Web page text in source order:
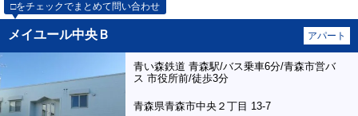
□をチェックでまとめて問い合わせ
メイユール中央Ｂ アパート
青い森鉄道 青森駅/バス乗車6分/青森市営バ
ス 市役所前/徒歩3分
青森県青森市中央２丁目 13-7